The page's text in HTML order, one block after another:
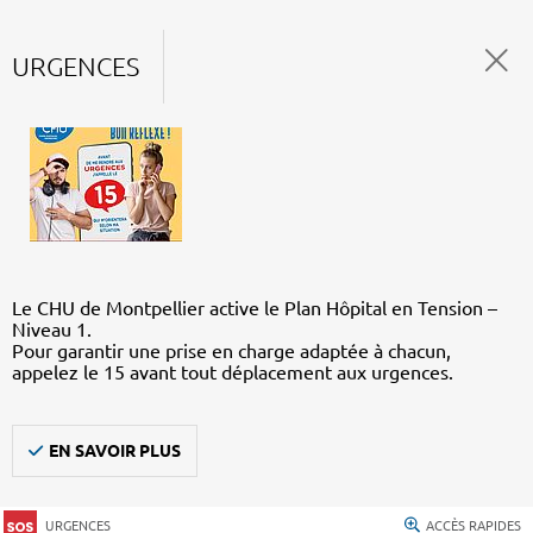
URGENCES
Le CHU de Montpellier active le Plan Hôpital en Tension –
Niveau 1.
Pour garantir une prise en charge adaptée à chacun,
appelez le 15 avant tout déplacement aux urgences.
EN SAVOIR PLUS
URGENCES ACCÈS RAPIDES